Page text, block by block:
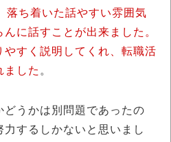
落ち着いた話やすい雰囲気
に話すことが出来ました。
すく説明してくれ、転職活
ました 。
どうかは別問題であったの
するしかないと思いまし